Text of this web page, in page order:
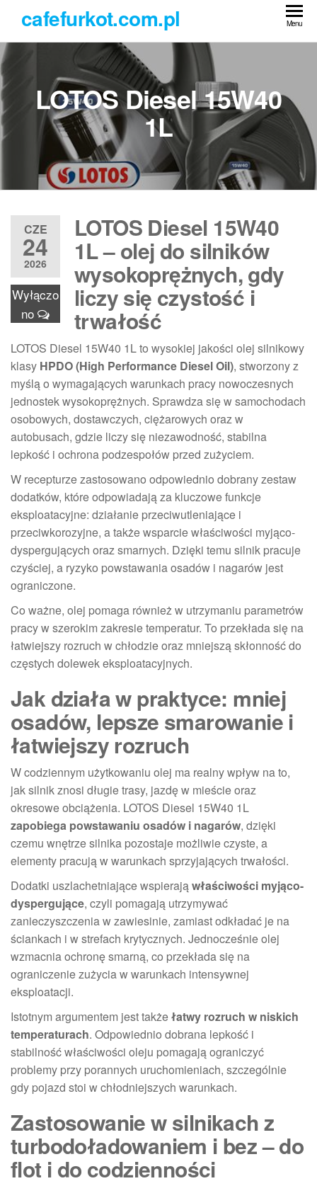
treści
cafefurkot.com.pl Menu
LOTOS Diesel 15W40
1L
CZE
24
2026
Wyłączo
no
LOTOS Diesel 15W40
1L – olej do silników
wysokoprężnych, gdy
liczy się czystość i
trwałość
LOTOS Diesel 15W40 1L to wysokiej jakości olej silnikowy
klasy HPDO (High Performance Diesel Oil), stworzony z
myślą o wymagających warunkach pracy nowoczesnych
jednostek wysokoprężnych. Sprawdza się w samochodach
osobowych, dostawczych, ciężarowych oraz w
autobusach, gdzie liczy się niezawodność, stabilna
lepkość i ochrona podzespołów przed zużyciem.
W recepturze zastosowano odpowiednio dobrany zestaw
dodatków, które odpowiadają za kluczowe funkcje
eksploatacyjne: działanie przeciwutleniające i
przeciwkorozyjne, a także wsparcie właściwości myjąco-
dyspergujących oraz smarnych. Dzięki temu silnik pracuje
czyściej, a ryzyko powstawania osadów i nagarów jest
ograniczone.
Co ważne, olej pomaga również w utrzymaniu parametrów
pracy w szerokim zakresie temperatur. To przekłada się na
łatwiejszy rozruch w chłodzie oraz mniejszą skłonność do
częstych dolewek eksploatacyjnych.
Jak działa w praktyce: mniej
osadów, lepsze smarowanie i
łatwiejszy rozruch
W codziennym użytkowaniu olej ma realny wpływ na to,
jak silnik znosi długie trasy, jazdę w mieście oraz
okresowe obciążenia. LOTOS Diesel 15W40 1L
zapobiega powstawaniu osadów i nagarów, dzięki
czemu wnętrze silnika pozostaje możliwie czyste, a
elementy pracują w warunkach sprzyjających trwałości.
Dodatki uszlachetniające wspierająwłaściwości myjąco-
dyspergujące, czyli pomagają utrzymywać
zanieczyszczenia w zawiesinie, zamiast odkładać je na
ściankach i w strefach krytycznych. Jednocześnie olej
wzmacnia ochronę smarną, co przekłada się na
ograniczenie zużycia w warunkach intensywnej
eksploatacji.
Istotnym argumentem jest takżełatwy rozruch w niskich
temperaturach. Odpowiednio dobrana lepkość i
stabilność właściwości oleju pomagają ograniczyć
problemy przy porannych uruchomieniach, szczególnie
gdy pojazd stoi w chłodniejszych warunkach.
Zastosowanie w silnikach z
turbodoładowaniem i bez – do
flot i do codzienności